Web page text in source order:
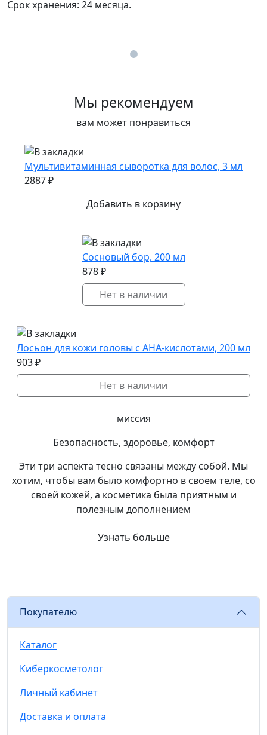
Срок хранения: 24 месяца.
Мы рекомендуем
вам может понравиться
Мультивитаминная сыворотка для волос, 3 мл
2887 ₽
Добавить в корзину
Сосновый бор, 200 мл
878 ₽
Нет в наличии
Лосьон для кожи головы с АНА-кислотами, 200 мл
903 ₽
Нет в наличии
миссия
Безопасность, здоровье, комфорт
Эти три аспекта тесно связаны между собой. Мы
хотим, чтобы вам было комфортно в своем теле, со
своей кожей, а косметика была приятным и
полезным дополнением
Узнать больше
Покупателю
Каталог
Киберкосметолог
Личный кабинет
Доставка и оплата